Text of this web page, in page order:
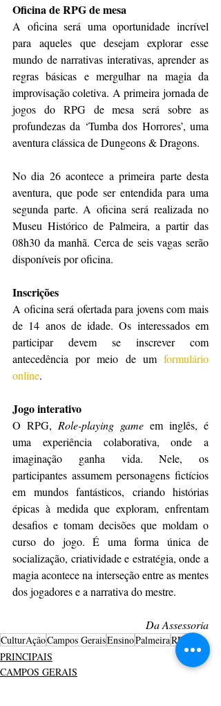
Oficina de RPG de mesa
A oficina será uma oportunidade incrível
para aqueles que desejam explorar esse
mundo de narrativas interativas, aprender as
regras básicas e mergulhar na magia da
improvisação coletiva. A primeira jornada de
jogos do RPG de mesa será sobre as
profundezas da ‘Tumba dos Horrores’, uma
aventura clássica de Dungeons & Dragons.
No dia 26 acontece a primeira parte desta
aventura, que pode ser entendida para uma
segunda parte. A oficina será realizada no
Museu Histórico de Palmeira, a partir das
08h30 da manhã. Cerca de seis vagas serão
disponíveis por oficina.
Inscrições
A oficina será ofertada para jovens com mais
de 14 anos de idade. Os interessados em
participar devem se inscrever com
antecedência por meio de um formulário
online.
Jogo interativo
O RPG, Role-playing game em inglês, é
uma experiência colaborativa, onde a
imaginação ganha vida. Nele, os
participantes assumem personagens fictícios
em mundos fantásticos, criando histórias
épicas à medida que exploram, enfrentam
desafios e tomam decisões que moldam o
curso do jogo. É uma forma única de
socialização, criatividade e estratégia, onde a
magia acontece na interseção entre as mentes
dos jogadores e a narrativa do mestre.
Da Assessoria
CulturAçãoCampos GeraisEnsinoPalmeiraRPG
PRINCIPAIS
CAMPOS GERAIS